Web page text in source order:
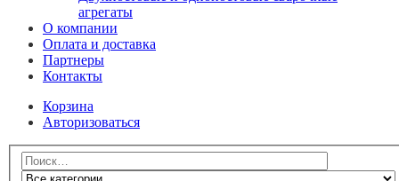
агрегаты
О компании
Оплата и доставка
Партнеры
Контакты
Корзина
Авторизоваться